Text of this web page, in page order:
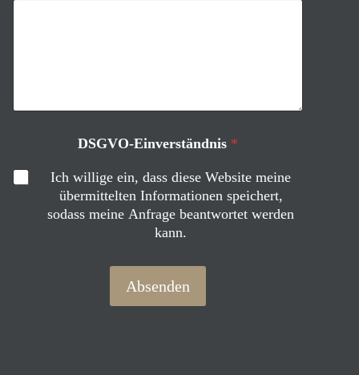
N
m
e
D
e
n
e
DSGVO-Einverständnis *
Ich willige ein, dass diese Website meine
übermittelten Informationen speichert,
sodass meine Anfrage beantwortet werden
kann.
Absenden